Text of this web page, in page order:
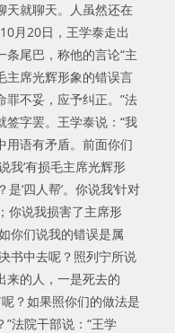
天就聊天。人虽然还在
月20日，王学泰走出
尾巴，称他的言论“主
主席光辉形象的错误言
罪不妥，应予纠正。”法
签字罢。王学泰说：“我
用语有矛盾。前面你们
我‘有损毛主席光辉形
‘四人帮’。你说我‘针对
你说我损害了主席形
你们说我的错误是属
书中去呢？照列宁所说
来的人，一是死去的
？如果照你们的做法是
法院干部说：“王学